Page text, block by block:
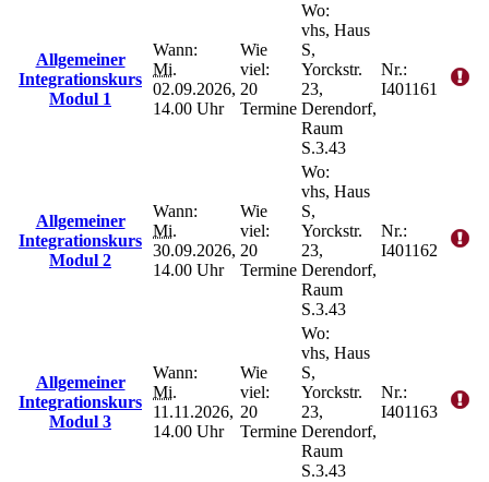
Allgemeiner
Integrationskurs
Modul 1
Wann:
Mi.
02.09.2026,
14.00 Uhr
Wie
viel:
20
Termine
Wo:
vhs, Haus
S,
Yorckstr.
23,
Derendorf,
Raum
S.3.43
Nr.:
I401161
Allgemeiner
Integrationskurs
Modul 2
Wann:
Mi.
30.09.2026,
14.00 Uhr
Wie
viel:
20
Termine
Wo:
vhs, Haus
S,
Yorckstr.
23,
Derendorf,
Raum
S.3.43
Nr.:
I401162
Allgemeiner
Integrationskurs
Modul 3
Wann:
Mi.
11.11.2026,
14.00 Uhr
Wie
viel:
20
Termine
Wo:
vhs, Haus
S,
Yorckstr.
23,
Derendorf,
Raum
S.3.43
Nr.:
I401163